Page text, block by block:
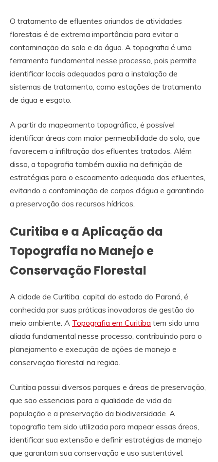
O tratamento de efluentes oriundos de atividades
florestais é de extrema importância para evitar a
contaminação do solo e da água. A topografia é uma
ferramenta fundamental nesse processo, pois permite
identificar locais adequados para a instalação de
sistemas de tratamento, como estações de tratamento
de água e esgoto.
A partir do mapeamento topográfico, é possível
identificar áreas com maior permeabilidade do solo, que
favorecem a infiltração dos efluentes tratados. Além
disso, a topografia também auxilia na definição de
estratégias para o escoamento adequado dos efluentes,
evitando a contaminação de corpos d’água e garantindo
a preservação dos recursos hídricos.
Curitiba e a Aplicação da
Topografia no Manejo e
Conservação Florestal
A cidade de Curitiba, capital do estado do Paraná, é
conhecida por suas práticas inovadoras de gestão do
meio ambiente. A Topografia em Curitiba tem sido uma
aliada fundamental nesse processo, contribuindo para o
planejamento e execução de ações de manejo e
conservação florestal na região.
Curitiba possui diversos parques e áreas de preservação,
que são essenciais para a qualidade de vida da
população e a preservação da biodiversidade. A
topografia tem sido utilizada para mapear essas áreas,
identificar sua extensão e definir estratégias de manejo
que garantam sua conservação e uso sustentável.